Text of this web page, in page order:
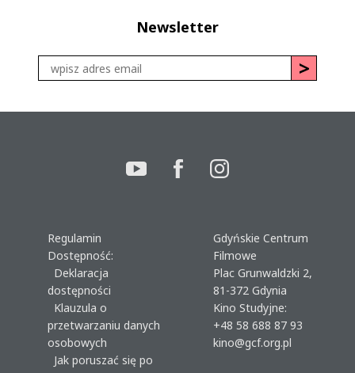
Newsletter
Regulamin
Dostępność:
Deklaracja
dostępności
Klauzula o
przetwarzaniu danych
osobowych
Jak poruszać się po
Gdyńskie Centrum
Filmowe
Plac Grunwaldzki 2,
81-372 Gdynia
Kino Studyjne:
+48 58 688 87 93
kino@gcf.org.pl